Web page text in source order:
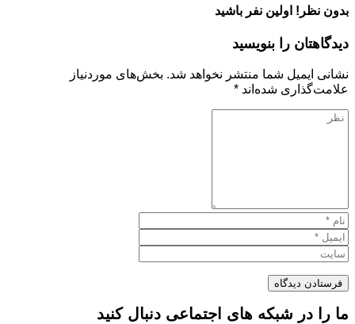
بدون نظر! اولین نفر باشید
دیدگاهتان را بنویسید
نشانی ایمیل شما منتشر نخواهد شد. بخش‌های موردنیاز
علامت‌گذاری شده‌اند *
ما را در شبکه های اجتماعی دنبال کنید